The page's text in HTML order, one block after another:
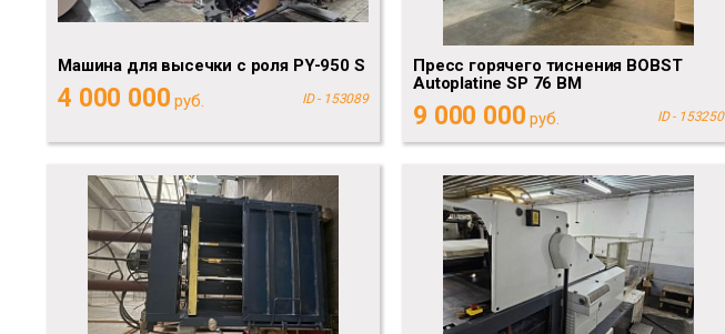
Машина для высечки с роля PY-950 S
4 000 000 руб. ID - 153089
Пресс горячего тиснения BOBST
Autoplatine SP 76 BM
9 000 000 руб. ID - 153250